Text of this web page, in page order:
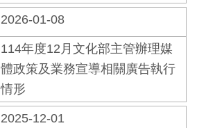
2026-01-08
114年度12月文化部主管辦理媒
體政策及業務宣導相關廣告執行
情形
2025-12-01